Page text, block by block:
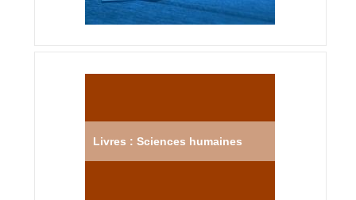
Livres : Sciences humaines